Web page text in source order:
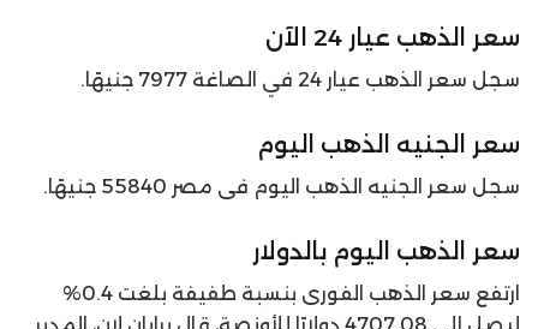
سعر الذهب عيار 24 الآن
سجل سعر الذهب عيار 24 في الصاغة 7977 جنيهًا.
سعر الجنيه الذهب اليوم
سجل سعر الجنيه الذهب اليوم فى مصر 55840 جنيهًا.
سعر الذهب اليوم بالدولار
ارتفع سعر الذهب الفورى بنسبة طفيفة بلغت 0.4%